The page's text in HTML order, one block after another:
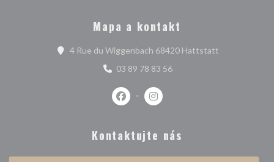
Mapa a kontakt
4 Rue du Wiggenbach 68420 Hattstatt((otevře se v
03 89 78 83 56
Facebook ((otevře se v novém okně))
Instagram ((otevře se v
Kontaktujte nás